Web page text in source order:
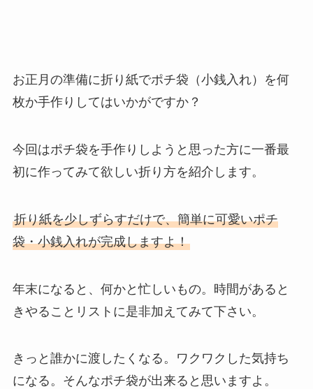
お正月の準備に折り紙でポチ袋（小銭入れ）を何
枚か手作りしてはいかがですか？
今回はポチ袋を手作りしようと思った方に一番最
初に作ってみて欲しい折り方を紹介します。
折り紙を少しずらすだけで、簡単に可愛いポチ
袋・小銭入れが完成しますよ！
年末になると、何かと忙しいもの。時間があると
きやることリストに是非加えてみて下さい。
きっと誰かに渡したくなる。ワクワクした気持ち
になる。そんなポチ袋が出来ると思いますよ。